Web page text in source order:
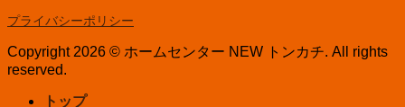
プライバシーポリシー
Copyright 2026 © ホームセンター NEW トンカチ. All rights
reserved.
トップ